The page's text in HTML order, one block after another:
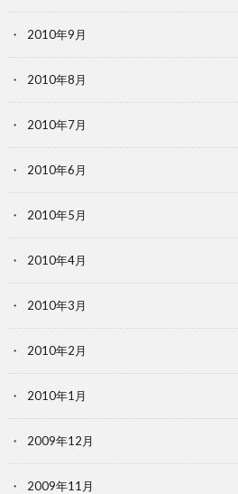
2010年9月
2010年8月
2010年7月
2010年6月
2010年5月
2010年4月
2010年3月
2010年2月
2010年1月
2009年12月
2009年11月